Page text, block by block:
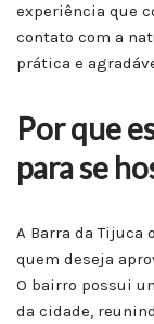
experiência que
contato com a
prática e
Por que
para se
A Barra da Tijuca
quem deseja
O bairro possui
da cidade,